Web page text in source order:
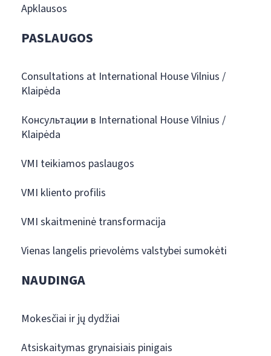
Apklausos
PASLAUGOS
Consultations at International House Vilnius /
Klaipėda
Консультации в International House Vilnius /
Klaipėda
VMI teikiamos paslaugos
VMI kliento profilis
VMI skaitmeninė transformacija
Vienas langelis prievolėms valstybei sumokėti
NAUDINGA
Mokesčiai ir jų dydžiai
Atsiskaitymas grynaisiais pinigais